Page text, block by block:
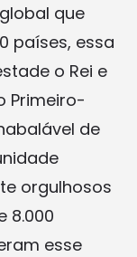
que
países, essa
o Rei e
Primeiro-
de
orgulhosos
8.000
esse